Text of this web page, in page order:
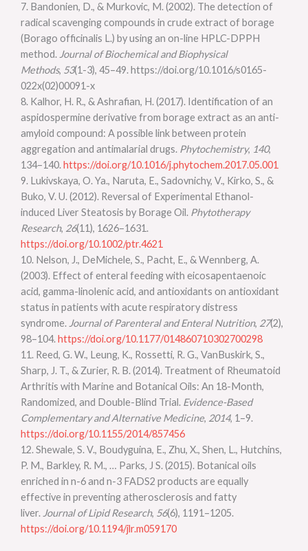
7. Bandonien, D., & Murkovic, M. (2002). The detection of
radical scavenging compounds in crude extract of borage
(Borago officinalis L.) by using an on-line HPLC-DPPH
method.Journal of Biochemical and Biophysical
Methods, 53(1-3), 45–49. https://doi.org/10.1016/s0165-
022x(02)00091-x
8. Kalhor, H. R., & Ashrafian, H. (2017). Identification of an
aspidospermine derivative from borage extract as an anti-
amyloid compound: A possible link between protein
aggregation and antimalarial drugs. Phytochemistry, 140,
134–140. https://doi.org/10.1016/j.phytochem.2017.05.001
9. Lukivskaya, O. Ya., Naruta, E., Sadovnichy, V., Kirko, S., &
Buko, V. U. (2012). Reversal of Experimental Ethanol-
induced Liver Steatosis by Borage Oil. Phytotherapy
Research, 26(11), 1626–1631.
https://doi.org/10.1002/ptr.4621
10. ‌Nelson, J., DeMichele, S., Pacht, E., & Wennberg, A.
(2003). Effect of enteral feeding with eicosapentaenoic
acid, gamma-linolenic acid, and antioxidants on antioxidant
status in patients with acute respiratory distress
syndrome.Journal of Parenteral and Enteral Nutrition, 27(2),
98–104. https://doi.org/10.1177/014860710302700298
11. Reed, G. W., Leung, K., Rossetti, R. G., VanBuskirk, S.,
Sharp, J. T., & Zurier, R. B. (2014). Treatment of Rheumatoid
Arthritis with Marine and Botanical Oils: An 18-Month,
Randomized, and Double-Blind Trial. Evidence-Based
Complementary and Alternative Medicine, 2014, 1–9.
https://doi.org/10.1155/2014/857456
12. Shewale, S. V., Boudyguina, E., Zhu, X., Shen, L., Hutchins,
P. M., Barkley, R. M., … Parks, J S. (2015). Botanical oils
enriched in n-6 and n-3 FADS2 products are equally
effective in preventing atherosclerosis and fatty
liver.Journal of Lipid Research, 56(6), 1191–1205.
https://doi.org/10.1194/jlr.m059170